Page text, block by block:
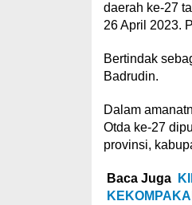
daerah ke-27
26 April 2023.
Bertindak
Badrudin.
Dalam
Otda ke-27
provinsi,
Baca Juga